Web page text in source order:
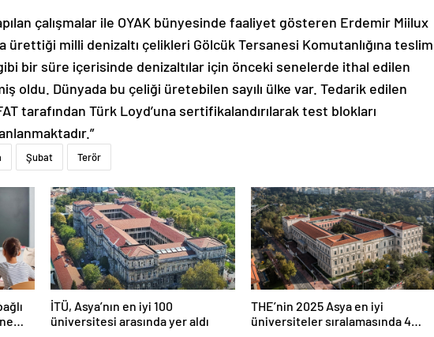
çalışmalar ile OYAK bünyesinde faaliyet gösteren Erdemir Miilux
ürettiği milli denizaltı çelikleri Gölcük Tersanesi Komutanlığına teslim
bir süre içerisinde denizaltılar için önceki senelerde ithal edilen
oldu. Dünyada bu çeliği üretebilen sayılı ülke var. Tedarik edilen
tarafından Türk Loyd’una sertifikalandırılarak test blokları
Şubat Terör
İTÜ, Asya’nın en iyi 100
üniversitesi arasında yer aldı
THE’nin 2025 Asya en iyi
üniversiteler sıralamasında 4